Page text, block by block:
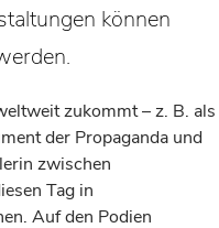
können
zukommt – z. B. als
der Propaganda und
zwischen
Tag in
Auf den Podien